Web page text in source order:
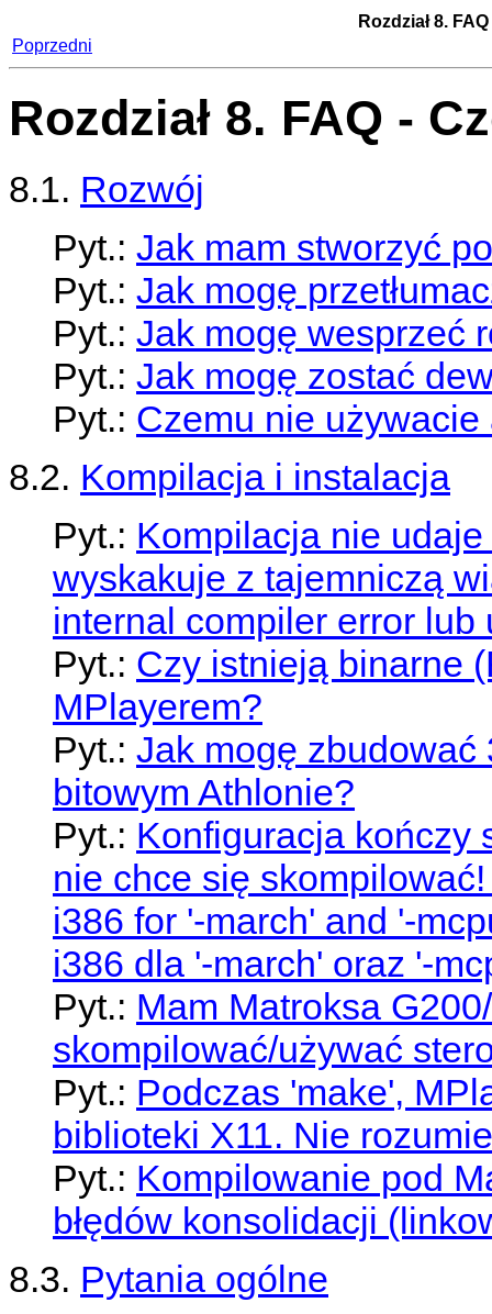
Rozdział 8.
Poprzedni
Rozdział 8. FAQ -
8.1. Rozwój
Pyt.: Jak mam stworzyć
Pyt.: Jak mogę
Pyt.: Jak mogę wesprzeć
Pyt.: Jak mogę zostać
Pyt.: Czemu nie
8.2. Kompilacja i instalacja
Pyt.: Kompilacja nie
wyskakuje z tajemniczą
internal compiler error
Pyt.: Czy istnieją binarne
MPlayerem?
Pyt.: Jak mogę
bitowym Athlonie?
Pyt.: Konfiguracja kończy
nie chce się
i386 for '-march' and '-
i386 dla '-march' oraz '-
Pyt.: Mam Matroksa
skompilować/używać
Pyt.: Podczas 'make',
biblioteki X11. Nie
Pyt.: Kompilowanie pod
błędów konsolidacji
8.3. Pytania ogólne